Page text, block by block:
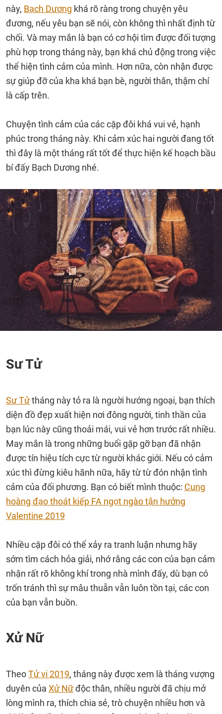
này, Bạch Dương khá rõ ràng trong chuyện yêu
đương, nếu yêu bạn sẽ nói, còn không thì nhất định từ
chối. Và may mắn là bạn có cơ hội tìm được đối tượng
phù hợp trong tháng này, bạn khá chủ động trong việc
thể hiện tình cảm của mình. Hơn nữa, còn nhận được
sự giúp đỡ của kha khá bạn bè, người thân, thậm chí
là cấp trên.
Chuyện tình cảm của các cặp đôi khá vui vẻ, hạnh
phúc trong tháng này. Khi cảm xúc hai người đang tốt
thì đây là một tháng rất tốt để thực hiện kế hoạch bầu
bí đấy Bạch Dương nhé.
Sư Tử
Sư Tửtháng này tỏ ra là người hướng ngoại, bạn thích
diện đồ đẹp xuất hiện nơi đông người, tinh thần của
bạn lúc này cũng thoải mái, vui vẻ hơn trước rất nhiều.
May mắn là trong những buổi gặp gỡ bạn đã nhận
được tín hiệu tích cực từ người khác giới. Nếu có cảm
xúc thì đừng kiêu hãnh nữa, hãy từ từ đón nhận tình
cảm của đối phương. Bạn có biết mình thuộc: Cung
hoàng đạo thoát kiếp FA ngọt ngào tận hưởng
Valentine 2019
Nhiều cặp đôi có thể xảy ra tranh luận nhưng hãy
sớm tìm cách hỏa giải, nhớ rằng các con của bạn cảm
nhận rất rõ không khí trong nhà mình đấy, dù bạn có
trốn tránh thì sự mâu thuẫn vẫn luôn tồn tại, các con
của bạn vẫn buồn.
Xử Nữ
TheoTử vi 2019, tháng này được xem là tháng vượng
duyên của Xử Nữđộc thân, nhiều người đã chịu mở
lòng mình ra, thích chia sẻ, trò chuyện nhiều hơn và